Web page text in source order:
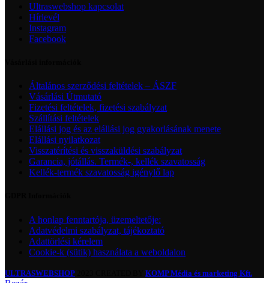
Ultraswebshop kapcsolat
Hírlevél
Instagram
Facebook
Általános szerződési feltételek – ÁSZF
Vásárlási Útmutató
Fizetési feltételek, fizetési szabályzat
Szállítási feltételek
Elállási jog és az elállási jog gyakorlásának menete
Elállási nyilatkozat
Visszatérítési és visszaküldési szabályzat
Garancia, jótállás. Termék-, kellék szavatosság
Kellék-termék szavatosság igénylő lap
A honlap fenntartója, üzemeltetője:
Adatvédelmi szabályzat, tájékoztató
Adattörlési kérelem
Cookie-k (sütik) használata a weboldalon
ULTRASWEBSHOP KOMP Média és marketing Kft.